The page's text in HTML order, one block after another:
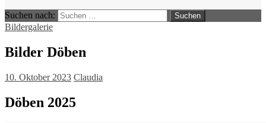
Suchen nach:
Bildergalerie
Bilder Döben
10. Oktober 2023 Claudia
Döben 2025